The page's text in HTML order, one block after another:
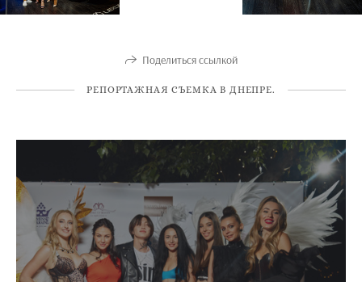
Поделиться ссылкой
РЕПОРТАЖНАЯ СЪЕМКА В ДНЕПРЕ.